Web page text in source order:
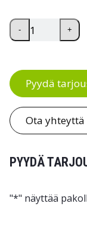
Muovilava
- +
Pyydä
Ota
PYYDÄ
"*" näyttää